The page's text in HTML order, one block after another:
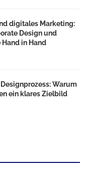
digitales Marketing:
Design und
in Hand
Warum
ein klares Zielbild